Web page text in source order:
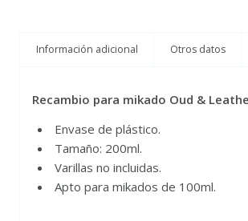
Información adicional Otros datos
Recambio para mikado Oud &
Envase de plástico.
Tamaño: 200ml.
Varillas no incluidas.
Apto para mikados de 100ml.